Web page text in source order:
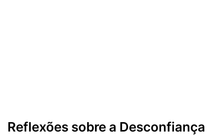
Reflexões sobre a Desconfiança